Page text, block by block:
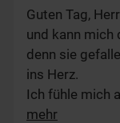
Guten Tag,
und kann mich
denn sie
ins Herz.
Ich fühle mich
mehr